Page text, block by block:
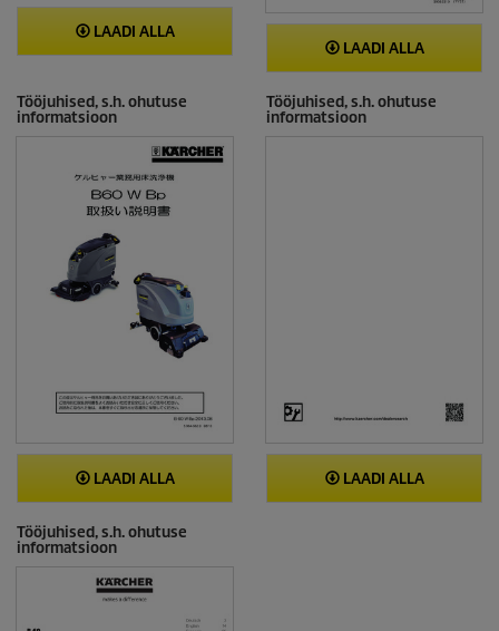
LAADI ALLA
LAADI ALLA
Tööjuhised, s.h. ohutuse
informatsioon
LAADI ALLA
Tööjuhised, s.h. ohutuse
informatsioon
LAADI ALLA
Tööjuhised, s.h. ohutuse
informatsioon